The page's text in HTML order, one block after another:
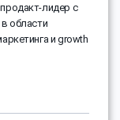
лидер с
области
и growth